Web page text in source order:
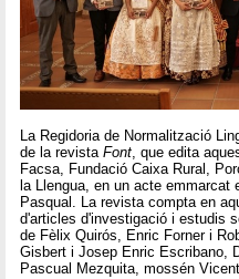
La Regidoria de Normalització
de la revistaFont, que edita
Facsa, Fundació Caixa Rural,
la Llengua, en un acte
Pasqual. La revista compta en
d'articles d'investigació i estudis
de Fèlix Quirós, Enric Forner i
Gisbert i Josep Enric Escribano,
Pascual Mezquita, mossén